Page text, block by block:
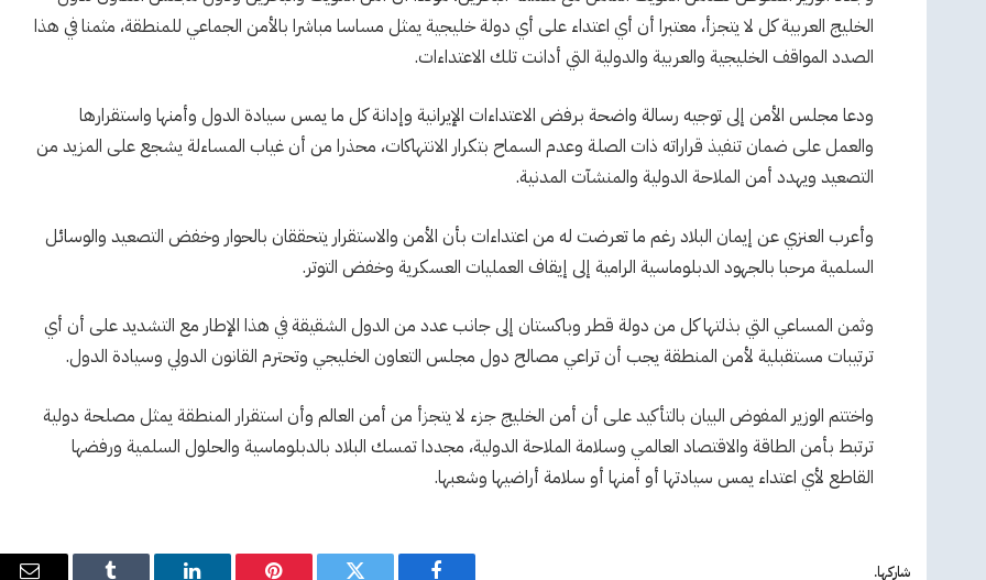
الخليج العربية كل لا يتجزأ، معتبرا أن أي اعتداء على أي دولة خليجية يمثل مساسا مباشرا بالأمن الجماعي للمنطقة، مثمنا في هذا
الصدد المواقف الخليجية والعربية والدولية التي أدانت تلك الاعتداءات.
ودعا مجلس الأمن إلى توجيه رسالة واضحة برفض الاعتداءات الإيرانية وإدانة كل ما يمس سيادة الدول وأمنها واستقرارها
والعمل على ضمان تنفيذ قراراته ذات الصلة وعدم السماح بتكرار الانتهاكات، محذرا من أن غياب المساءلة يشجع على المزيد من
التصعيد ويهدد أمن الملاحة الدولية والمنشآت المدنية.
وأعرب العنزي عن إيمان البلاد رغم ما تعرضت له من اعتداءات بأن الأمن والاستقرار يتحققان بالحوار وخفض التصعيد والوسائل
السلمية مرحبا بالجهود الدبلوماسية الرامية إلى إيقاف العمليات العسكرية وخفض التوتر.
وثمن المساعي التي بذلتها كل من دولة قطر وباكستان إلى جانب عدد من الدول الشقيقة في هذا الإطار مع التشديد على أن أي
ترتيبات مستقبلية لأمن المنطقة يجب أن تراعي مصالح دول مجلس التعاون الخليجي وتحترم القانون الدولي وسيادة الدول.
واختتم الوزير المفوض البيان بالتأكيد على أن أمن الخليج جزء لا يتجزأ من أمن العالم وأن استقرار المنطقة يمثل مصلحة دولية
ترتبط بأمن الطاقة والاقتصاد العالمي وسلامة الملاحة الدولية، مجددا تمسك البلاد بالدبلوماسية والحلول السلمية ورفضها
القاطع لأي اعتداء يمس سيادتها أو أمنها أو سلامة أراضيها وشعبها.
شاركها.